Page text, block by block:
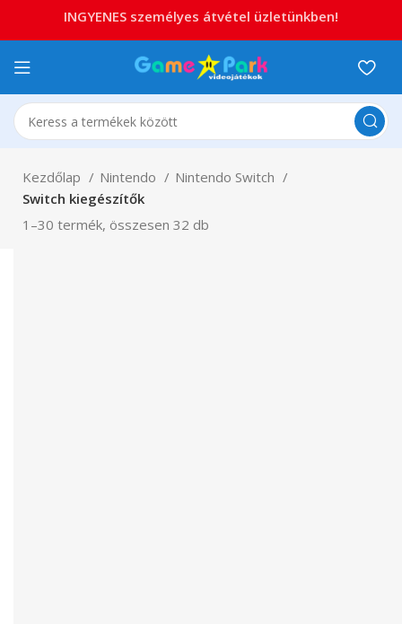
Kezdőlap Nintendo
Nintendo Switch
Switch kiegészítők
1–30 termék, összesen 32 db
INGYENES személyes átvétel üzletünkben!